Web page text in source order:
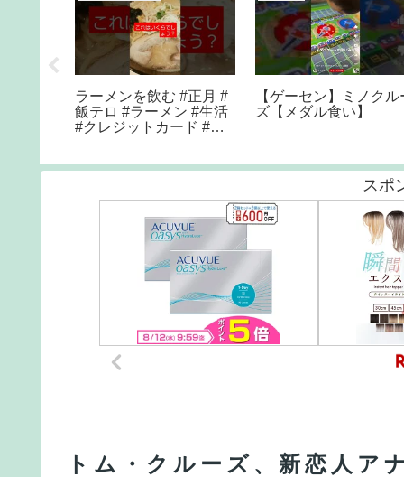
部 #バックパッ
人旅 #夜遊び
【春節】中国発クルーズ
船が続々長崎に 目当
ては「長崎ランタンフェ
EARTH
パッカー #jk
スポ
トム・クルーズ、新恋人ア